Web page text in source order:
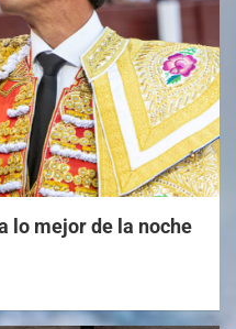
lo mejor de la noche